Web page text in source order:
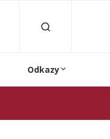
Odkazy